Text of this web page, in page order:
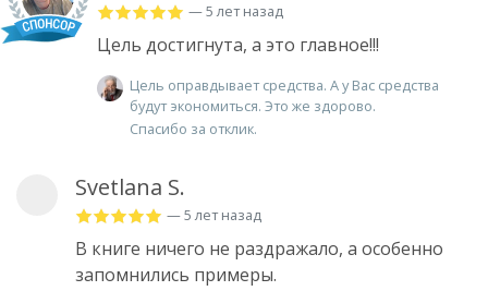
— 5 лет назад
Цель достигнута, а это главное!!!
Цель оправдывает средства. А у Вас средства
будут экономиться. Это же здорово.
Спасибо за отклик.
Svetlana S.
— 5 лет назад
В книге ничего не раздражало, а особенно
запомнились примеры.